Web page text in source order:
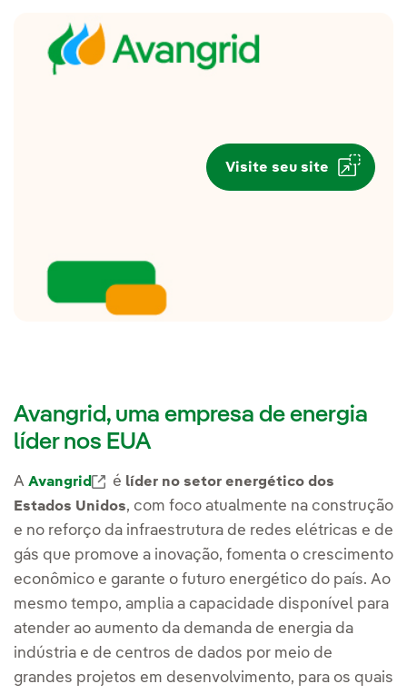
Visite seu site
Avangrid, uma empresa de energia
líder nos EUA
A Avangrid External link, opens in new window.
é líder no setor energético dos
Estados Unidos, com foco atualmente na construção
e no reforço da infraestrutura de redes elétricas e de
gás que promove a inovação, fomenta o crescimento
econômico e garante o futuro energético do país. Ao
mesmo tempo, amplia a capacidade disponível para
atender ao aumento da demanda de energia da
indústria e de centros de dados por meio de
grandes projetos em desenvolvimento, para os quais